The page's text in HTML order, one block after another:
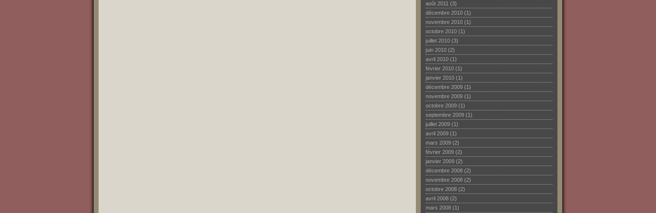
août 2011 (3)
décembre 2010 (1)
novembre 2010 (1)
octobre 2010 (1)
juillet 2010 (3)
juin 2010 (2)
avril 2010 (1)
février 2010 (1)
janvier 2010 (1)
décembre 2009 (1)
novembre 2009 (1)
octobre 2009 (1)
septembre 2009 (1)
juillet 2009 (1)
avril 2009 (1)
mars 2009 (2)
février 2009 (2)
janvier 2009 (2)
décembre 2008 (2)
novembre 2008 (2)
octobre 2008 (2)
avril 2008 (2)
mars 2008 (1)